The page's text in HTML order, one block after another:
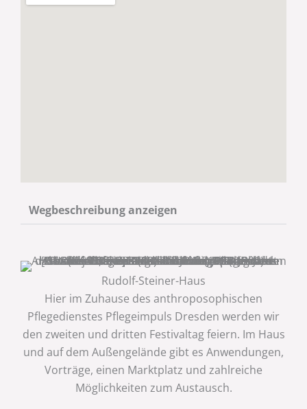
Wegbeschreibung anzeigen
Rudolf-Steiner-Haus
Hier im Zuhause des anthroposophischen
Pflegedienstes Pflegeimpuls Dresden werden wir
den zweiten und dritten Festivaltag feiern. Im Haus
und auf dem Außengelände gibt es Anwendungen,
Vorträge, einen Marktplatz und zahlreiche
Möglichkeiten zum Austausch.